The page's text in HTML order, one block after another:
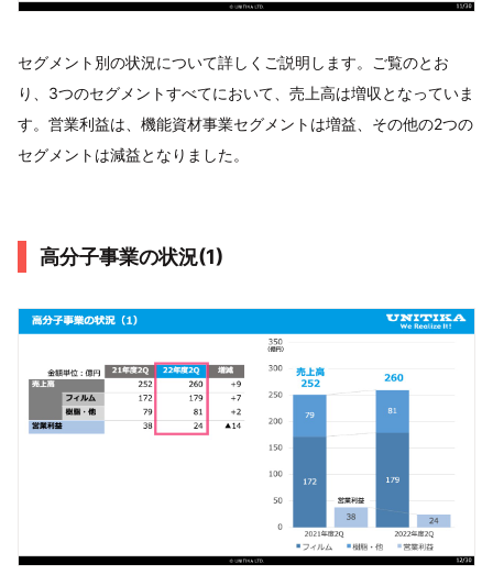
セグメント別の状況について詳しくご説明します。ご覧のとお
り、3つのセグメントすべてにおいて、売上高は増収となっていま
す。営業利益は、機能資材事業セグメントは増益、その他の2つの
セグメントは減益となりました。
高分子事業の状況(1)